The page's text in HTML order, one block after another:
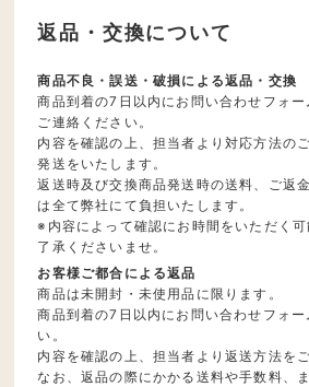
返品・交換について
商品不良・誤送・破損による返品・交換
商品到着の7日以内にお問い合わせフォー
ご連絡ください。
内容を確認の上、担当者より対応方法の
発送をいたします。
返送時及び交換商品発送時の送料、ご返
は全て弊社にて負担いたします。
※内容によって確認にお時間をいただく
了承くださいませ。
お客様ご都合による返品
商品は未開封・未使用品に限ります。
商品到着の7日以内にお問い合わせフォー
い。
内容を確認の上、担当者より返送方法を
なお、返品の際にかかる送料や手数料、